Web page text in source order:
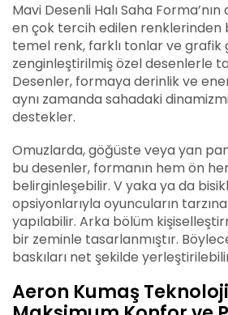
Mavi Desenli Halı Saha
en çok tercih edilen renklerinden
temel renk, farklı tonlar ve grafik
zenginleştirilmiş özel desenlerle
Desenler, formaya derinlik ve
aynı zamanda sahadaki
destekler.
Omuzlarda, göğüste veya yan
bu desenler, formanın hem ön
belirginleşebilir. V yaka ya da
opsiyonlarıyla oyuncuların
yapılabilir. Arka bölüm
bir zeminle tasarlanmıştır.
baskıları net şekilde
Aeron Kumaş